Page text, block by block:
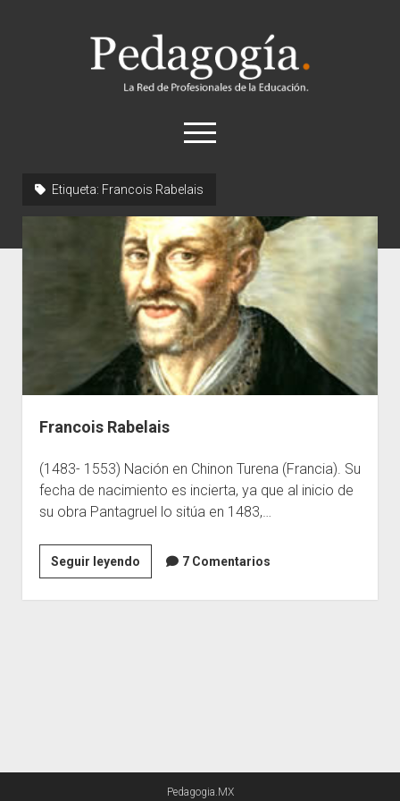
Pedagogía
abrir
el
Historia
Concepto
Entrevistas
Destacados
Biografías
Recursos
General
Etiqueta: Francois Rabelais
Francois Rabelais
(1483- 1553) Nación en Chinon Turena (Francia). Su
fecha de nacimiento es incierta, ya que al inicio de
su obra Pantagruel lo sitúa en 1483,…
Seguir leyendoFrancois
Rabelais
7 Comentarios
Pedagogia.MX